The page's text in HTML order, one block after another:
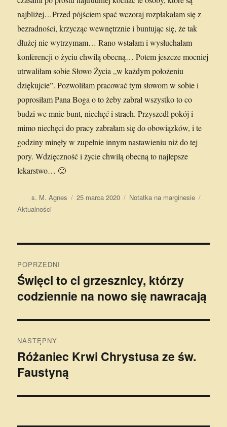
najbliżej…Przed pójściem spać wczoraj rozpłakałam się z
bezradności, krzycząc wewnętrznie i buntując się, że tak
dłużej nie wytrzymam… Rano wstałam i wysłuchałam
konferencji o życiu chwilą obecną… Potem jeszcze mocniej
utrwaliłam sobie Słowo Życia „w każdym położeniu
dziękujcie”. Pozwoliłam pracować tym słowom w sobie i
poprosiłam Pana Boga o to żeby zabrał wszystko to co
budzi we mnie bunt, niechęć i strach. Przyszedł pokój i
mimo niechęci do pracy zabrałam się do obowiązków, i te
godziny minęły w zupełnie innym nastawieniu niż do tej
pory. Wdzięczność i życie chwilą obecną to najlepsze
lekarstwo… 🙂
Autor
s. M. Agnes
Data
25 marca 2020 Format
Notatka na marginesie
Aktualności
wpisu
POPRZEDNI
Poprzedni
wpis:
Święci to ci grzesznicy, którzy
codziennie na nowo się nawracają
NASTĘPNY
Następny
wpis:
Różaniec Krwi Chrystusa ze św.
Faustyną